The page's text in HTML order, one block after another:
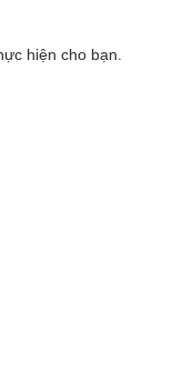
hiện cho bạn.